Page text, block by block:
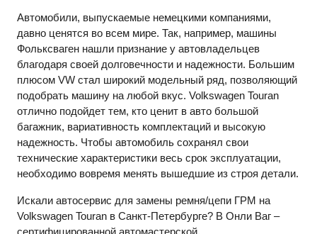
Автомобили, выпускаемые немецкими компаниями,
давно ценятся во всем мире. Так, например, машины
Фольксваген нашли признание у автовладельцев
благодаря своей долговечности и надежности. Большим
плюсом VW стал широкий модельный ряд, позволяющий
подобрать машину на любой вкус. Volkswagen Touran
отлично подойдет тем, кто ценит в авто большой
багажник, вариативность комплектаций и высокую
надежность. Чтобы автомобиль сохранял свои
технические характеристики весь срок эксплуатации,
необходимо вовремя менять вышедшие из строя детали.
Искали автосервис для замены ремня/цепи ГРМ на
Volkswagen Touran в Санкт-Петербурге? В Онли Ваг –